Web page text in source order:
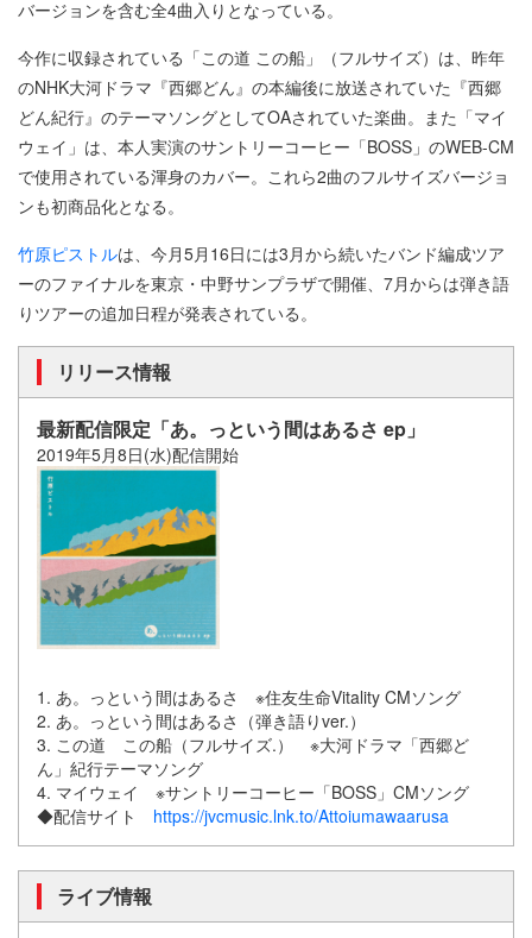
バージョンを含む全4曲入りとなっている。
今作に収録されている「この道 この船」（フルサイズ）は、昨年
のNHK大河ドラマ『西郷どん』の本編後に放送されていた『西郷
どん紀行』のテーマソングとしてOAされていた楽曲。また「マイ
ウェイ」は、本人実演のサントリーコーヒー「BOSS」のWEB-CM
で使用されている渾身のカバー。これら2曲のフルサイズバージョ
ンも初商品化となる。
竹原ピストルは、今月5月16日には3月から続いたバンド編成ツア
ーのファイナルを東京・中野サンプラザで開催、7月からは弾き語
りツアーの追加日程が発表されている。
リリース情報
最新配信限定「あ。っという間はあるさ ep」
2019年5月8日(水)配信開始
1. あ。っという間はあるさ ※住友生命Vitality CMソング
2. あ。っという間はあるさ（弾き語りver.）
3. この道 この船（フルサイズ.） ※大河ドラマ「西郷ど
ん」紀行テーマソング
4. マイウェイ ※サントリーコーヒー「BOSS」CMソング
◆配信サイト https://jvcmusic.lnk.to/Attoiumawaarusa
ライブ情報